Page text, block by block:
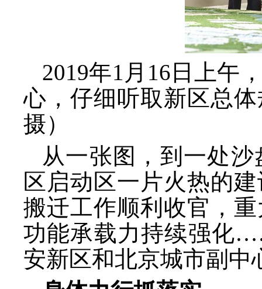
2019年1月16日上午
心，仔细听取新区总
摄）
从一张图，到一处
区启动区一片火热的
搬迁工作顺利收官，
功能承载力持续强化
安新区和北京城市副中